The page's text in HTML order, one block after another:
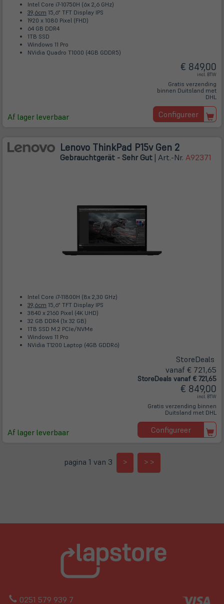
Intel Core i7-10750H (6x 2,6 GHz)
39,6cm 15,6" TFT Display IPS
1920 x 1080 Pixel (FHD)
64 GB DDR4
1TB SSD
Windows 11 Pro
NVidia Quadro T1000 (4GB GDDR5)
Af lager leverbaar
€ 849,00
incl. BTW
Gratis verzending
binnen Duitsland met
DHL
Configureer
Lenovo ThinkPad P15v Gen 2
Gebrauchtgerät - Sehr Gut | Art.-Nr. A92371
Intel Core i7-11800H (8x 2,30 GHz)
39,6cm 15,6" TFT Display IPS
3840 x 2160 Pixel (4K UHD)
32 GB DDR4 (1x 32 GB)
1TB SSD M.2 PCIe/NVMe
Windows 11 Pro
NVidia T1200 Laptop (4GB GDDR6)
Af lager leverbaar
StoreDeals
vanaf € 721,65
StoreDeals vanaf € 721,65
€ 849,00
incl. BTW
Gratis verzending binnen
Duitsland met DHL
Configureer
pagina 1 van 3 > > >
0251 579 939 7